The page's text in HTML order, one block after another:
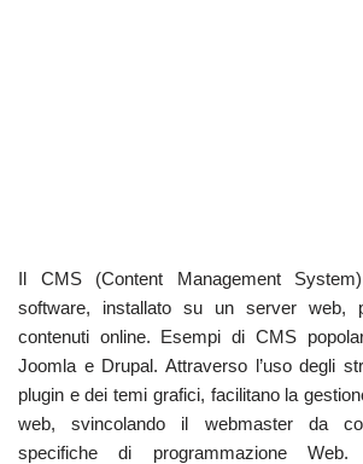
Il CMS (Content Management
software, installato su un server web,
contenuti online. Esempi di CMS
Joomla e Drupal. Attraverso l’uso degli
plugin e dei temi grafici, facilitano la
web, svincolando il webmaster da
specifiche di programmazione Web.